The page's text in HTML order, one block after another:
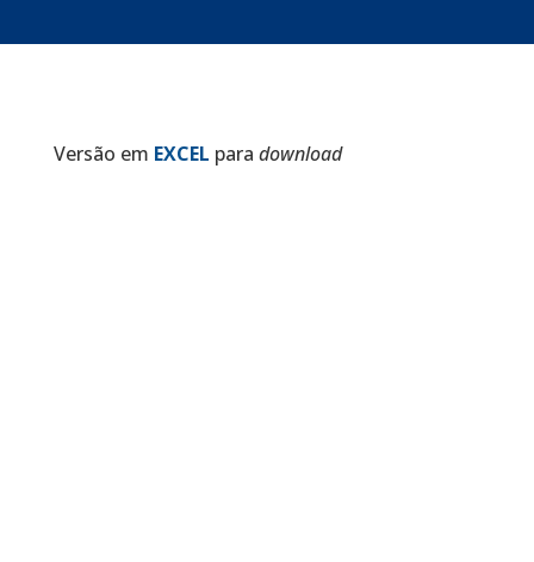
Versão em EXCEL para download